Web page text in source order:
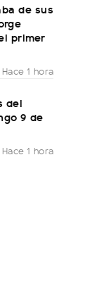
de sus
primer
Hace 1 hora
del
9 de
Hace 1 hora